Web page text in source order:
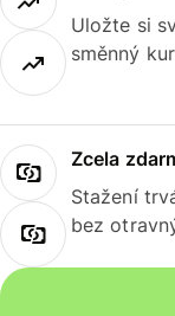
Uložte si
směnný
Zcela
Stažení
bez